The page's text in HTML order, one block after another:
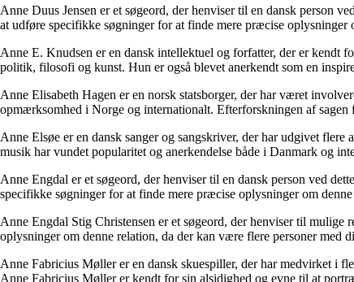
Anne Duus Jensen er et søgeord, der henviser til en dansk person
at udføre specifikke søgninger for at finde mere præcise oplysninger
Anne E. Knudsen er en dansk intellektuel og forfatter, der er kendt
politik, filosofi og kunst. Hun er også blevet anerkendt som en
Anne Elisabeth Hagen er en norsk statsborger, der har været
opmærksomhed i Norge og internationalt. Efterforskningen af
Anne Elsøe er en dansk sanger og sangskriver, der har udgivet
musik har vundet popularitet og anerkendelse både i Danmark og
Anne Engdal er et søgeord, der henviser til en dansk person ved
specifikke søgninger for at finde mere præcise oplysninger om denne
Anne Engdal Stig Christensen er et søgeord, der henviser til
oplysninger om denne relation, da der kan være flere personer med
Anne Fabricius Møller er en dansk skuespiller, der har medvirket i
Anne Fabricius Møller er kendt for sin alsidighed og evne til at